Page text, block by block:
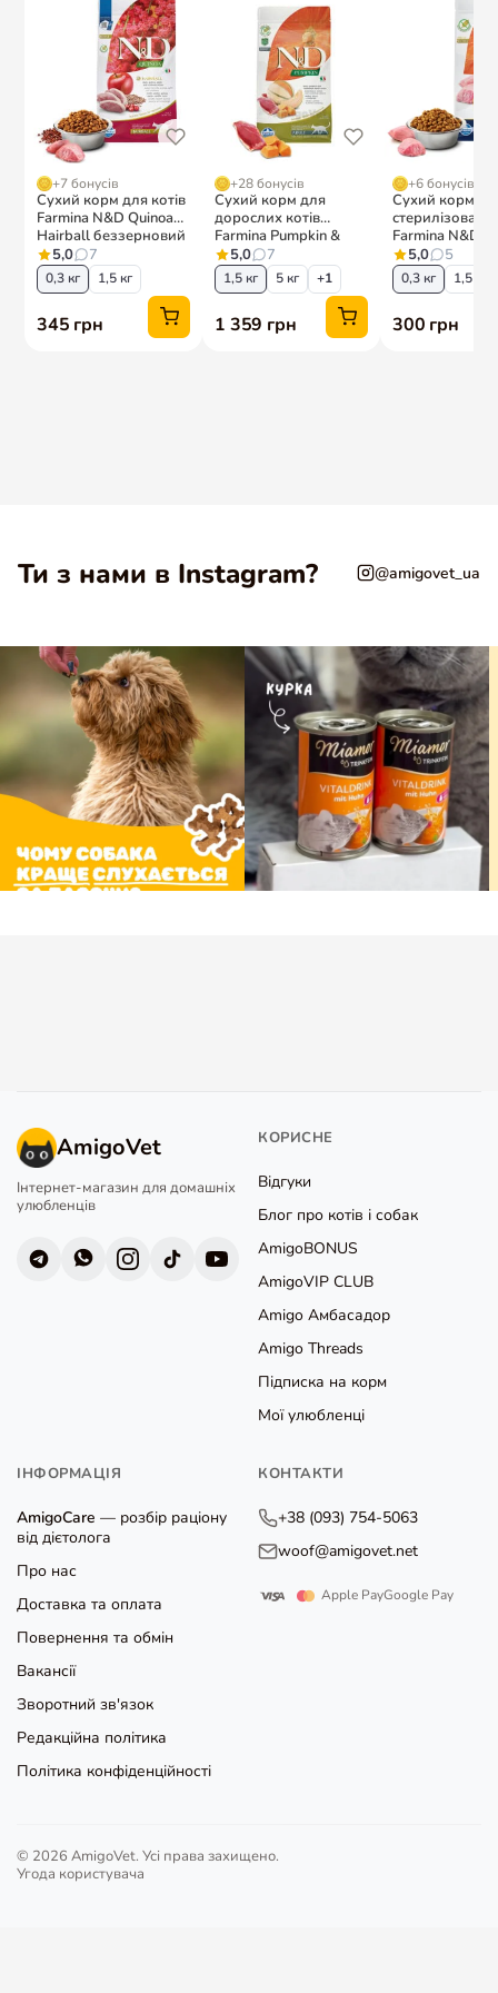
Енергія, що метаболізується:
4 132 ккал / кг. Омега-3 жирні
кислоти 1%, омега-6 жирні кислоти 3,5%.
Фасування:6,5кг
Найменування бренду:
Ontario (Онтаріо)
Plaček Pet Products s.r.o. (Плачек Пет Продуктс)
Країна реєстрації бренду:
Чехія
Розміщення виробничих потужностей:Чехія, Латвія,
Франція
Ти з нами в Instagram? @amigovet_ua
AmigoVet
Інтернет-магазин для домашніх
улюбленців
КОРИСНЕ
Відгуки
Блог про котів і собак
AmigoBONUS
AmigoVIP CLUB
Amigo Амбасадор
Amigo Threads
Підписка на корм
Мої улюбленці
ІНФОРМАЦІЯ
AmigoCare — розбір раціону
від дієтолога
Про нас
Доставка та оплата
Повернення та обмін
Вакансії
Зворотний зв'язок
Редакційна політика
Політика конфіденційності
КОНТАКТИ
+38 (093) 754-5063
woof@amigovet.net
Apple PayGoogle Pay
© 2026 AmigoVet. Усі права захищено.
Угода користувача